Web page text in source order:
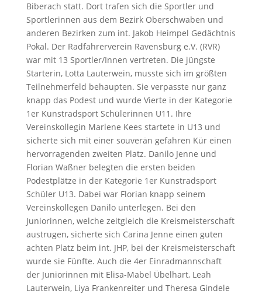
Biberach statt. Dort trafen sich die Sportler und
Sportlerinnen aus dem Bezirk Oberschwaben und
anderen Bezirken zum int. Jakob Heimpel Gedächtnis
Pokal. Der Radfahrerverein Ravensburg e.V. (RVR)
war mit 13 Sportler/Innen vertreten. Die jüngste
Starterin, Lotta Lauterwein, musste sich im größten
Teilnehmerfeld behaupten. Sie verpasste nur ganz
knapp das Podest und wurde Vierte in der Kategorie
1er Kunstradsport Schülerinnen U11. Ihre
Vereinskollegin Marlene Kees startete in U13 und
sicherte sich mit einer souverän gefahren Kür einen
hervorragenden zweiten Platz. Danilo Jenne und
Florian Waßner belegten die ersten beiden
Podestplätze in der Kategorie 1er Kunstradsport
Schüler U13. Dabei war Florian knapp seinem
Vereinskollegen Danilo unterlegen. Bei den
Juniorinnen, welche zeitgleich die Kreismeisterschaft
austrugen, sicherte sich Carina Jenne einen guten
achten Platz beim int. JHP, bei der Kreismeisterschaft
wurde sie Fünfte. Auch die 4er Einradmannschaft
der Juniorinnen mit Elisa-Mabel Übelhart, Leah
Lauterwein, Liya Frankenreiter und Theresa Gindele